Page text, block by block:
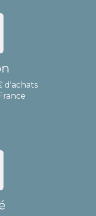
d'achats